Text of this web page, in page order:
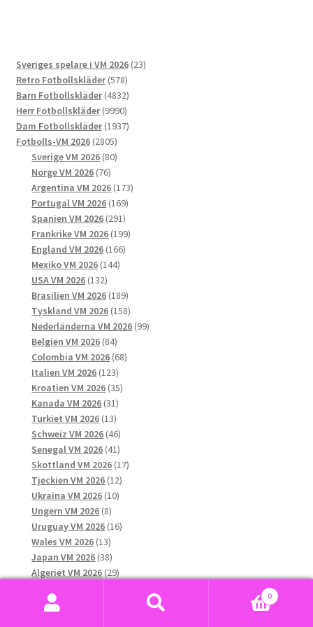
Sveriges spelare i VM 2026 2323
Retro Fotbollskläder 578578
produkter
Barn Fotbollskläder 48324832
produkter
Herr Fotbollskläder 99909990
produkter
Dam Fotbollskläder 19371937
Fotbolls-VM 2026 28052805
produkter
Sverige VM 2026 8080
Norge VM 2026 7676
produkter
Argentina VM 2026 173173
Portugal VM 2026 169169
Spanien VM 2026 291291
produkter
Frankrike VM 2026 199199
England VM 2026 166166
Mexiko VM 2026 144144
USA VM 2026 132132
produkter
Brasilien VM 2026 189189
produkter
Tyskland VM 2026 158158
produkter
Nederländerna VM 2026 9999
Belgien VM 2026 8484
produkter
Colombia VM 2026 6868
Italien VM 2026 123123
produkter
Kroatien VM 2026 3535
Kanada VM 2026 3131
produkter
Turkiet VM 2026 1313
produkter
Schweiz VM 2026 4646
produkter
Senegal VM 2026 4141
produkter
Skottland VM 2026 1717
Tjeckien VM 2026 1212
Ukraina VM 2026 1010
Ungern VM 2026 88
produkter
Uruguay VM 2026 1616
Wales VM 2026 1313
produkter
Japan VM 2026 3838
produkter
Algeriet VM 2026 2929
Grekland VM 2026
0